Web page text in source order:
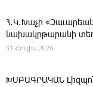
Հ․Կ․Խաչի
նախակրթարանի
31 Հուլիս 2026
ԽՄԲԱԳՐԱԿԱՆ